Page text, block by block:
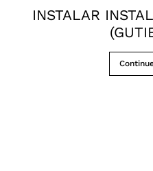
INSTALAR